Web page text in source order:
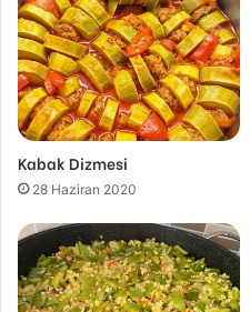
Kabak Dizmesi
28 Haziran 2020